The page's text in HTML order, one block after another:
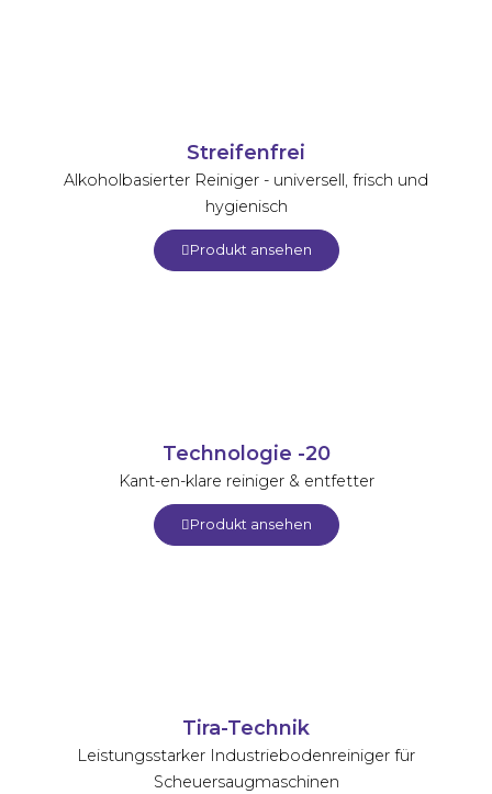
Streifenfrei
Alkoholbasierter Reiniger - universell, frisch und
hygienisch
Produkt ansehen
Technologie -20
Kant-en-klare reiniger & entfetter
Produkt ansehen
Tira-Technik
Leistungsstarker Industriebodenreiniger für
Scheuersaugmaschinen